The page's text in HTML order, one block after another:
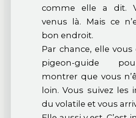
comme elle a dit.
venus là. Mais ce
bon endroit.
Par chance, elle vous
pigeon-guide
montrer que vous
loin. Vous suivez les
du volatile et vous